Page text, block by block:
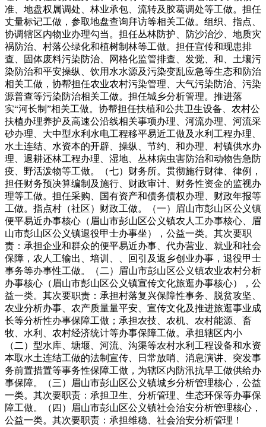
准、地盘权属调处、林业承包、流转及胶葛调处等工做。担任
丈量标记工做，参取地盘查询拜访等相关工做。组织、指点、
协调辖区内物业办理勾当。担任丛林防护、防沙治沙、地质灾
祸防治、村落公绿化和植树制林等工做。担任宣传和现患排
查、固体废料污染防治、网格化监管排查、发觉、和、土壤污
染防治和平安操纵、饮用水水源及污染变乱应急等生态和防治
相关工做，协帮担任农业农村污染管理、大气污染防治、污染
源普查等污染防治相关工做。担任城乡分析管理。推进落
实“河长制”相关工做。协帮担任扶植和公共卫生设备、农村公
扶植办理养护及高速公沿线相关事项办理、河流办理、河流采
砂办理、大中型水利水电工程移平易近工做及水利工程办理、
水土连结、水资本的开辟、操纵、节约、和办理、村镇供水办
理、退耕还林工程办理、湿地、丛林病虫害防治和动物告急防
疫、野活泼物等工做。（七）财务所。贯彻施行财律、律例，
担任财务预决算编制及施行、财政审计、财务性资金的监视办
理等工做。担任采购、国有资产和债务债权办理、财政年报等
工做。指点村（社区）财政工做。（一）眉山市彭山区公义镇
便平易近办事核心（眉山市彭山区公义镇农人工办事核心、眉
山市彭山区公义镇退役甲士办事坐），公益一类。其次要职
责：承担企业和群众的便平易近办事、代办营业、就业和社会
保障，农人工输出、培训、、回引及返乡创业办事，退役甲士
事务等办事性工做。（二）眉山市彭山区公义镇农业农村分析
办事核心（眉山市彭山区公义镇宣传文化旅逛办事核心），公
益一类。其次要职责：承担村落复兴保障性事务、脱贫攻坚、
农业分析办事、农产质量量平安、宣传文化及推进旅逛事业成
长等分析性办事保障工做；承担农技、农机、农村能源、畜
牧、水利、农村经济统计等办事保障工做。承担辖区内小
（二）型水库、塘堰、河流、沟渠等农村水利工程设备和水资
本取水土连结工做的法制宣传、日常放哨、消息演讲、突发事
务前置措置等事务性保障工做，为辖区内防汛抗旱工做供给办
事保障。（三）眉山市彭山区公义镇城乡分析管理核心，公益
一类。其次要职责：承担卫生、分析管理、生态环保等办事保
障工做。（四）眉山市彭山区公义镇社会治安分析管理核心，
公益一类。其次要职责：承担维稳、社会治安分析管理！